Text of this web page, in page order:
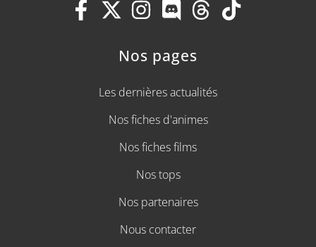
Nos pages
Les dernières actualités
Nos fiches d'animes
Nos fiches films
Nos tops
Nos partenaires
Nous contacter